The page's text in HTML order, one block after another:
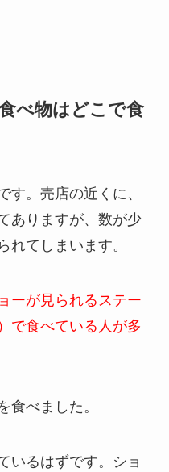
べ物はどこで食
す。売店の近くに、
ありますが、数が少
れてしまいます。
ーが見られるステー
で食べている人が多
食べました。
いるはずです。ショ